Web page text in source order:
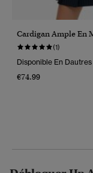
Cardigan Ample En
(1)
Disponible En
€74.99